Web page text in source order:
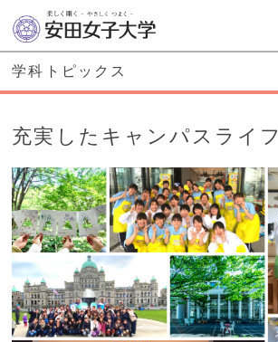
学科トピックス
充実したキャンパスライフ